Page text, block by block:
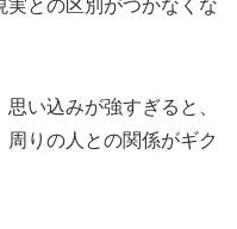
実との区別がつかなくな
い込みが強すぎると、
りの人との関係がギク